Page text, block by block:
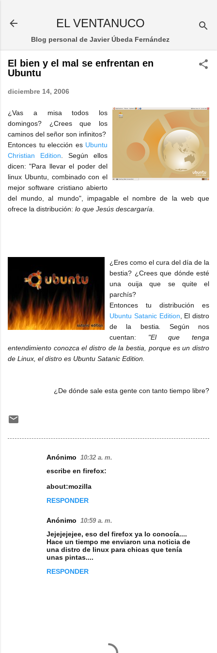
EL VENTANUCO
Blog personal de Javier Úbeda Fernández
El bien y el mal se enfrentan en
Ubuntu
diciembre 14, 2006
¿Vas a misa todos los
domingos? ¿Crees que los
caminos del señor son infinitos?
Entonces tu elección es Ubuntu
Christian Edition . Según ellos
dicen: "Para llevar el poder del
linux Ubuntu, combinado con el
mejor software cristiano abierto
del mundo, al mundo", impagable el nombre de la web que
ofrece la distribución: lo que Jesús descargaría
¿Eres como el cura del día de la
bestia? ¿Crees que dónde esté
una ouija que se quite el
parchís?
Entonces tu distribución es
Ubuntu Satanic Edition , El distro
de la bestia
Según nos
cuentan: "El que tenga
entendimiento conozca el distro de la bestia, porque es un distro
de Linux, el distro es Ubuntu Satanic Edition.
¿De dónde sale esta gente con tanto tiempo libre?
Anónimo 10:32 a. m.
escribe en firefox:
about:mozilla
RESPONDER
Anónimo 10:59 a. m.
Jejejejejee, eso del firefox ya lo conocía....
Hace un tiempo me enviaron una noticia de
una distro de linux para chicas que tenía
unas pintas....
RESPONDER